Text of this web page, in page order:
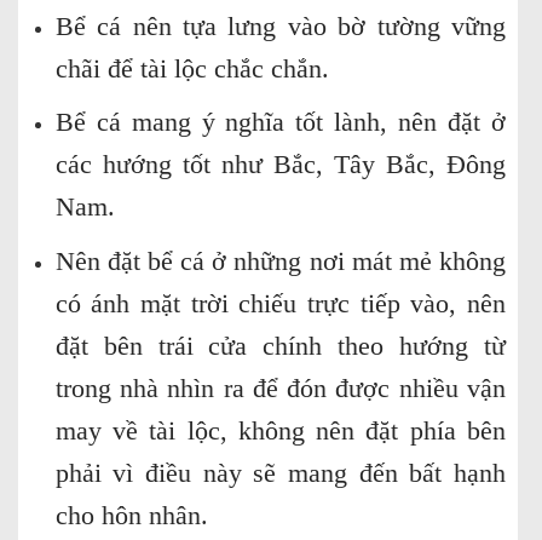
Bể cá nên tựa lưng vào bờ tường vững
chãi để tài lộc chắc chắn.
Bể cá mang ý nghĩa tốt lành, nên đặt ở
các hướng tốt như Bắc, Tây Bắc, Đông
Nam.
Nên đặt bể cá ở những nơi mát mẻ không
có ánh mặt trời chiếu trực tiếp vào, nên
đặt bên trái cửa chính theo hướng từ
trong nhà nhìn ra để đón được nhiều vận
may về tài lộc, không nên đặt phía bên
phải vì điều này sẽ mang đến bất hạnh
cho hôn nhân.